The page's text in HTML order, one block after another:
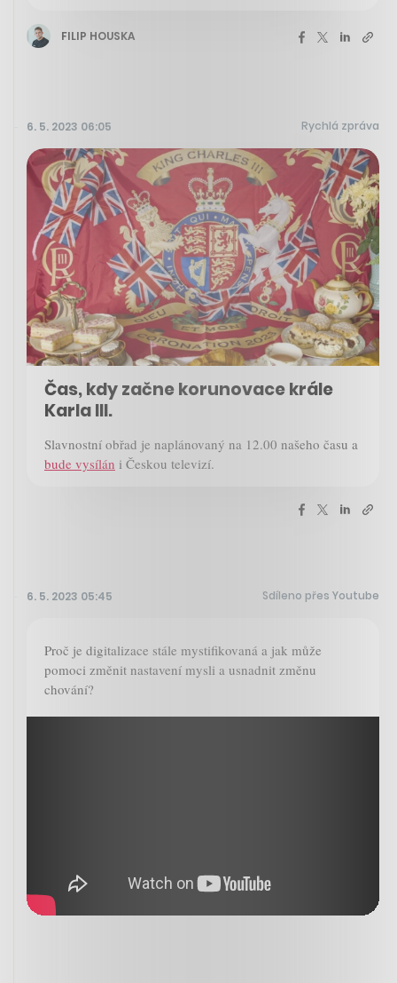
FILIP HOUSKA
6. 5. 2023 06:05 Rychlá zpráva
Čas, kdy začne korunovace krále
Karla III.
Slavnostní obřad je naplánovaný na 12.00 našeho času a
bude vysílán i Českou televizí.
6. 5. 2023 05:45 Sdíleno přes Youtube
Proč je digitalizace stále mystifikovaná a jak může
pomoci změnit nastavení mysli a usnadnit změnu
chování?